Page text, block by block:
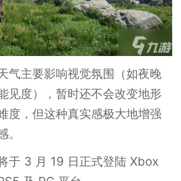
气主要影响视觉氛围（如夜晚
见度），暂时还不会改变地形
度，但这种真实感极大地增强
。
于 3 月 19 日正式登陆 Xbox